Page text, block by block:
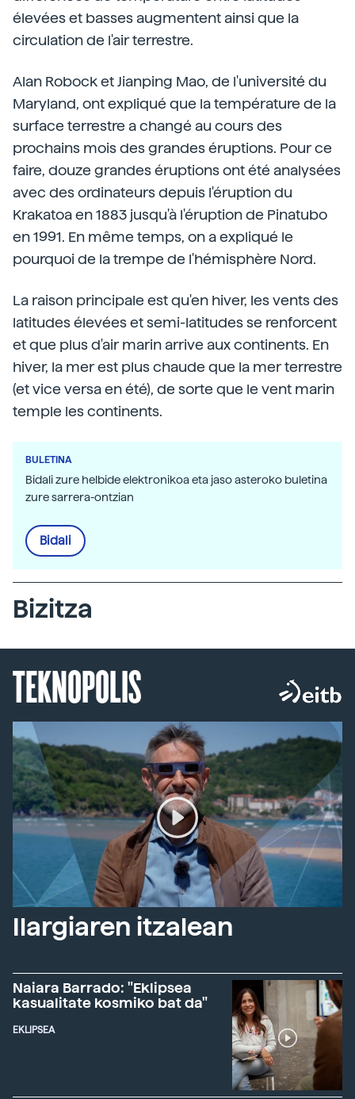
élevées et basses augmentent ainsi que la
circulation de l'air terrestre.
Alan Robock et Jianping Mao, de l'université du
Maryland, ont expliqué que la température de la
surface terrestre a changé au cours des
prochains mois des grandes éruptions. Pour ce
faire, douze grandes éruptions ont été analysées
avec des ordinateurs depuis l'éruption du
Krakatoa en 1883 jusqu'à l'éruption de Pinatubo
en 1991. En même temps, on a expliqué le
pourquoi de la trempe de l'hémisphère Nord.
La raison principale est qu'en hiver, les vents des
latitudes élevées et semi-latitudes se renforcent
et que plus d'air marin arrive aux continents. En
hiver, la mer est plus chaude que la mer terrestre
(et vice versa en été), de sorte que le vent marin
temple les continents.
BULETINA
Bidali zure helbide elektronikoa eta jaso asteroko buletina
zure sarrera-ontzian
Bidali
Bizitza
TEKNOPOLIS
Ilargiaren itzalean
Naiara Barrado: "Eklipsea
kasualitate kosmiko bat da"
EKLIPSEA